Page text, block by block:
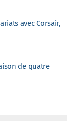
avec Corsair,
de quatre